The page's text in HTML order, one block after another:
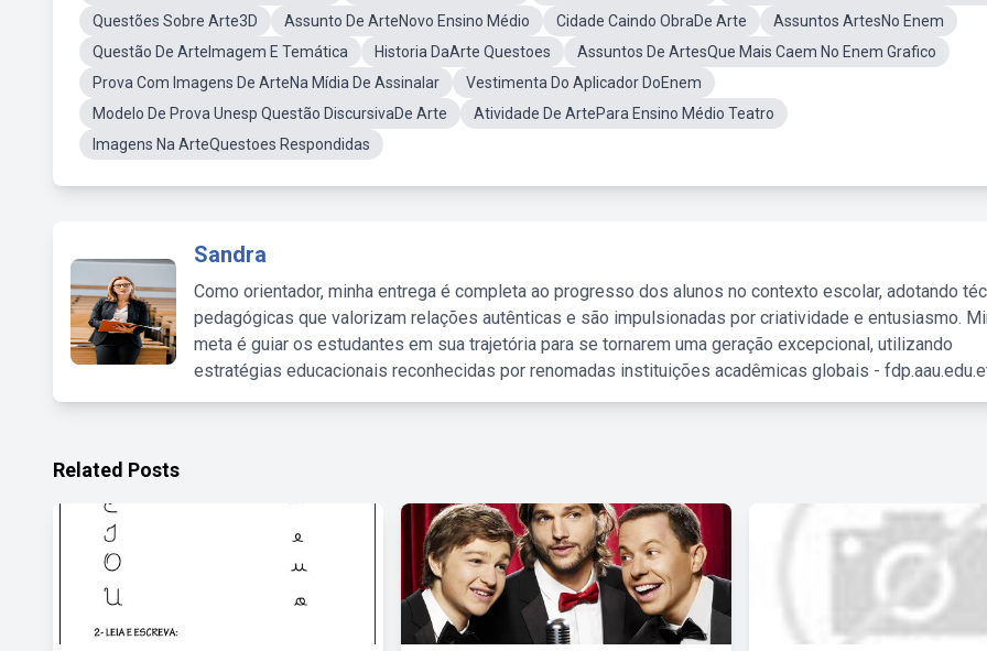
Questões Sobre Arte3D
Assunto De ArteNovo Ensino Médio Cidade Caindo ObraDe Arte
Assuntos ArtesNo Enem
Questão De ArteImagem E Temática
Historia DaArte Questoes
Assuntos De ArtesQue Mais Caem No Enem Grafico
Prova Com Imagens De ArteNa Mídia De Assinalar
Vestimenta Do Aplicador DoEnem
Modelo De Prova Unesp Questão DiscursivaDe Arte
Atividade De ArtePara Ensino Médio Teatro
Imagens Na ArteQuestoes Respondidas
Sandra
Como orientador, minha entrega é completa ao progresso dos alunos no contexto escolar, adotando
pedagógicas que valorizam relações autênticas e são impulsionadas por criatividade e entusiasmo.
meta é guiar os estudantes em sua trajetória para se tornarem uma geração excepcional, utilizando
estratégias educacionais reconhecidas por renomadas instituições acadêmicas globais -
Related Posts